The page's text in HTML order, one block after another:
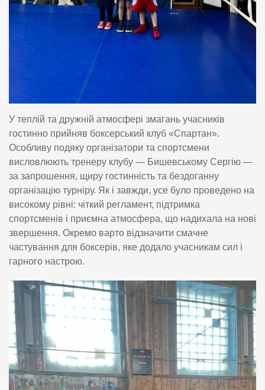
У теплій та дружній атмосфері змагань учасників
гостинно прийняв боксерський клуб «Спартан».
Особливу подяку організатори та спортсмени
висловлюють тренеру клубу — Бишевському Сергію —
за запрошення, щиру гостинність та бездоганну
організацію турніру. Як і завжди, усе було проведено на
високому рівні: чіткий регламент, підтримка
спортсменів і приємна атмосфера, що надихала на нові
звершення. Окремо варто відзначити смачне
частування для боксерів, яке додало учасникам сил і
гарного настрою.